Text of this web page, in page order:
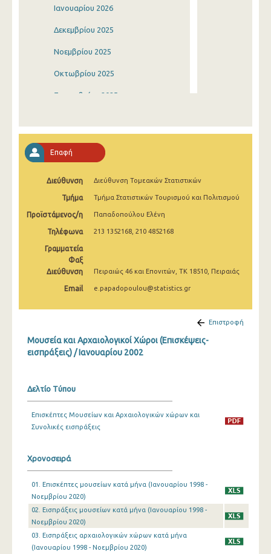
Ιανουαρίου 2026
Δεκεμβρίου 2025
Νοεμβρίου 2025
Οκτωβρίου 2025
Σεπτεμβρίου 2025
Ιουνίου 2025
Μαΐου 2025
Απριλίου 2025
Μαρτίου 2025
Φεβρουαρίου 2025
Ιανουαρίου 2025
Δεκεμβρίου 2024
Οκτωβρίου 2024
Σεπτεμβρίου 2024
Ιουλίου 2024
Ιουνίου 2024
Μαρτίου 2024
Φεβρουαρίου 2024
Ιανουαρίου 2024
Επαφή
Διεύθυνση Διεύθυνση Τομεακών Στατιστικών
Τμήμα Τμήμα Στατιστικών Τουρισμού και Πολιτισμού
Προϊστάμενος/η Παπαδοπούλου Ελένη
Τηλέφωνα 213 1352168, 210 4852168
Γραμματεία
Φαξ
Διεύθυνση
Πειραιώς 46 και Επονιτών, ΤΚ 18510, Πειραιάς
Email e.papadopoulou@statistics.gr
Επιστροφή
Μουσεία και Αρχαιολογικοί Χώροι (Επισκέψεις-
εισπράξεις) / Ιανουαρίου 2002
Δελτίο Τύπου
Επισκέπτες Μουσείων και Αρχαιολογικών χώρων και
Συνολικές εισπράξεις
Χρονοσειρά
01. Επισκέπτες μουσείων κατά μήνα (Ιανουαρίου 1998 -
Νοεμβρίου 2020)
02. Εισπράξεις μουσείων κατά μήνα (Ιανουαρίου 1998 -
Νοεμβρίου 2020)
03. Εισπράξεις αρχαιολογικών χώρων κατά μήνα
(Ιανουαρίου 1998 - Νοεμβρίου 2020)